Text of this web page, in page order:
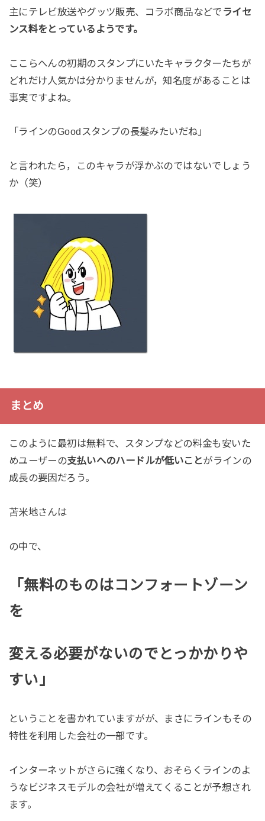
主にテレビ放送やグッツ販売、コラボ商品などで ライセ
ンス料をとっているようです。
ここらへんの初期のスタンプにいたキャラクターたちが
どれだけ人気かは分かりませんが，知名度があることは
事実ですよね。
「ラインのGoodスタンプの長髪みたいだね」
と言われたら，このキャラが浮かぶのではないでしょう
か（笑）
まとめ
このように最初は無料で、スタンプなどの料金も安いた
めユーザーの支払いへのハードルが低いことがラインの
成長の要因だろう。
苫米地さんは
の中で、
「無料のものはコンフォートゾーン
を
変える必要がないのでとっかかりや
すい」
ということを書かれていますがが、まさにラインもその
特性を利用した会社の一部です。
インターネットがさらに強くなり、おそらくラインのよ
うなビジネスモデルの会社が増えてくることが予想され
ます。